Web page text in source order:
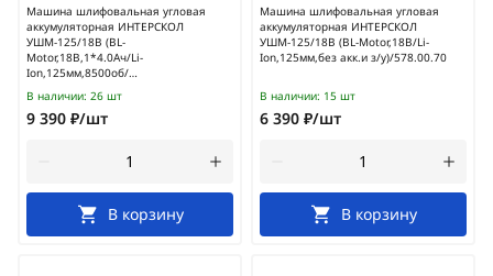
Машина шлифовальная угловая
аккумуляторная ИНТЕРСКОЛ
УШМ-125/18В (BL-
Motor,18В,1*4.0Ач/Li-
Ion,125мм,8500об/
мин,кейс)/578.4.1.70
В наличии: 26 шт
9 390 ₽/шт
В корзину
Машина шлифовальная угловая
аккумуляторная ИНТЕРСКОЛ
УШМ-125/18В (BL-Motor,18В/Li-
Ion,125мм,без акк.и з/у)/578.00.70
В наличии: 15 шт
6 390 ₽/шт
В корзину